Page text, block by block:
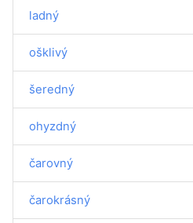
ladný
ošklivý
šeredný
ohyzdný
čarovný
čarokrásný